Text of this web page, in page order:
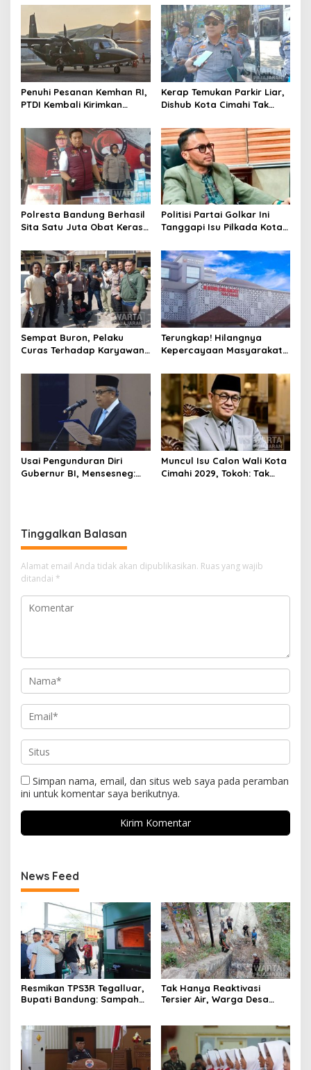
Riau
Dukung Berbagai Operasi
TNI
Penuhi Pesanan Kemhan RI,
PTDI Kembali Kirimkan
Pangkalan TNI AU
Kerap Temukan Parkir Liar,
Dishub Kota Cimahi Tak
Pembinaan
Polresta Bandung Berhasil
Sita Satu Juta Obat Keras
Kasus Narkoba
Politisi Partai Golkar Ini
Tanggapi Isu Pilkada Kota
Sempat Buron, Pelaku
Curas Terhadap Karyawan
Ditangkap Polisi
Terungkap! Hilangnya
Kepercayaan Masyarakat
Rebranding RSUD Cibabat
Usai Pengunduran Diri
Gubernur BI, Mensesneg:
Muncul Isu Calon Wali Kota
Cimahi 2029, Tokoh: Tak
Tinggalkan Balasan
Alamat email Anda tidak akan dipublikasikan. Ruas yang wajib
ditandai *
Simpan nama, email, dan situs web saya pada peramban
ini untuk komentar saya berikutnya.
News Feed
Resmikan TPS3R Tegalluar,
Bupati Bandung: Sampah
Tak Hanya Reaktivasi
Tersier Air, Warga Desa